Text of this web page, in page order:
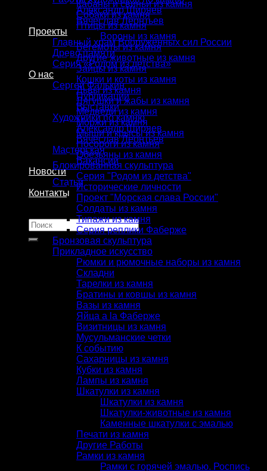
Александр Ширяев
Вячеслав Леонтьев
Проекты
Главный храм Вооруженных сил России
Древо памяти
Серия «Родом из детства»
О нас
Сергей Фалькин
Публикации
Выставки
Художники по камню
Александр Ширяев
Вячеслав Леонтьев
Мастерская
Вакансии
Новости
Статьи
Контакты
Искать:
Кабаны и свиньи из камня
Собаки из камня
Птицы из камня
Вороны из камня
Бегемоты из камня
Другие животные из камня
Зайцы из камня
Кошки и коты из камня
Львы из камня
Лягушки и жабы из камня
Медведи из камня
Моржи из камня
Мыши и крысы из камня
Носороги из камня
Обезьяны из камня
Блокированная скульптура
Серия "Родом из детства"
Исторические личности
Проект "Морская слава России"
Солдаты из камня
Типажи из камня
Серия реплики Фаберже
Бронзовая скульптура
Прикладное искусство
Рюмки и рюмочные наборы из камня
Складни
Тарелки из камня
Братины и ковшы из камня
Вазы из камня
Яйца a la Фаберже
Визитницы из камня
Мусульманские четки
К событию
Сахарницы из камня
Кубки из камня
Лампы из камня
Шкатулки из камня
Шкатулки из камня
Шкатулки-животные из камня
Каменные шкатулки с эмалью
Печати из камня
Другие Работы
Рамки из камня
Рамки с горячей эмалью. Роспись